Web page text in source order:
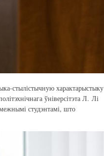
стылістычную характарыстыку
ўніверсітэта Л. Лі
студэнтамі, што